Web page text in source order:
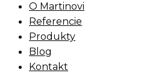
O Martinovi
Referencie
Produkty
Blog
Kontakt